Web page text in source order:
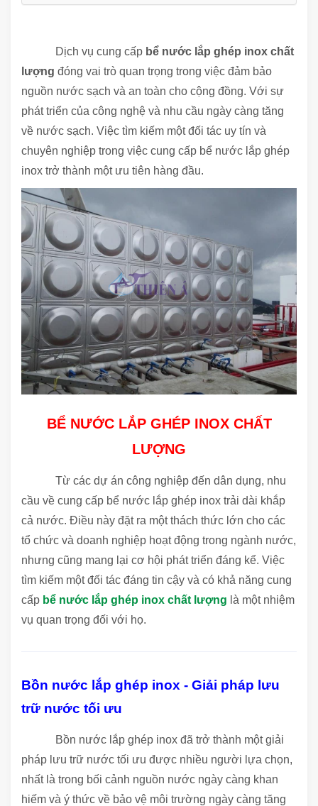
Dịch vụ cung cấp bể nước lắp ghép inox chất
lượng đóng vai trò quan trọng trong việc đảm bảo
nguồn nước sạch và an toàn cho cộng đồng. Với sự
phát triển của công nghệ và nhu cầu ngày càng tăng
về nước sạch. Việc tìm kiếm một đối tác uy tín và
chuyên nghiệp trong việc cung cấp bể nước lắp ghép
inox trở thành một ưu tiên hàng đầu.
BỂ NƯỚC LẮP GHÉP INOX CHẤT
LƯỢNG
Từ các dự án công nghiệp đến dân dụng, nhu
cầu về cung cấp bể nước lắp ghép inox trải dài khắp
cả nước. Điều này đặt ra một thách thức lớn cho các
tổ chức và doanh nghiệp hoạt động trong ngành nước,
nhưng cũng mang lại cơ hội phát triển đáng kể. Việc
tìm kiếm một đối tác đáng tin cậy và có khả năng cung
cấp bể nước lắp ghép inox chất lượng là một nhiệm
vụ quan trọng đối với họ.
Bồn nước lắp ghép inox - Giải pháp lưu
trữ nước tối ưu
Bồn nước lắp ghép inox đã trở thành một giải
pháp lưu trữ nước tối ưu được nhiều người lựa chọn,
nhất là trong bối cảnh nguồn nước ngày càng khan
hiếm và ý thức về bảo vệ môi trường ngày càng tăng